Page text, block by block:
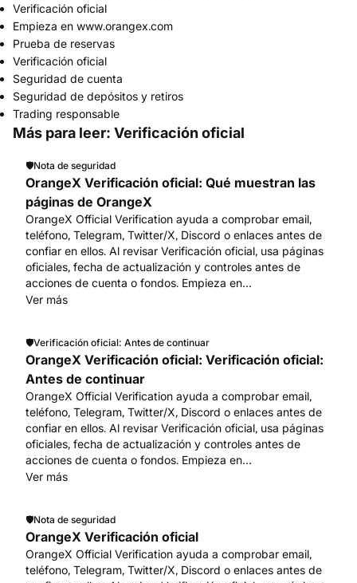
Verificación oficial
Empieza en www.orangex.com
Prueba de reservas
Verificación oficial
Seguridad de cuenta
Seguridad de depósitos y retiros
Trading responsable
Más para leer: Verificación oficial
🛡️Nota de seguridad
OrangeX Verificación oficial: Qué muestran las
páginas de OrangeX
OrangeX Official Verification ayuda a comprobar email,
teléfono, Telegram, Twitter/X, Discord o enlaces antes de
confiar en ellos. Al revisar Verificación oficial, usa páginas
oficiales, fecha de actualización y controles antes de
acciones de cuenta o fondos. Empieza en
www.orangex.com.
Ver más
🛡️Verificación oficial: Antes de continuar
OrangeX Verificación oficial: Verificación oficial:
Antes de continuar
OrangeX Official Verification ayuda a comprobar email,
teléfono, Telegram, Twitter/X, Discord o enlaces antes de
confiar en ellos. Al revisar Verificación oficial, usa páginas
oficiales, fecha de actualización y controles antes de
acciones de cuenta o fondos. Empieza en
www.orangex.com.
Ver más
🛡️Nota de seguridad
OrangeX Verificación oficial
OrangeX Official Verification ayuda a comprobar email,
teléfono, Telegram, Twitter/X, Discord o enlaces antes de